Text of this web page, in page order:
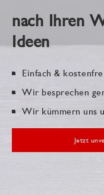
nach Ihren
Ideen
Einfach &
Wir besprechen
Wir kümmern uns
Jetzt